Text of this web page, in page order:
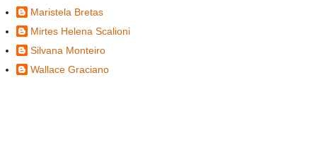
Maristela Bretas
Mirtes Helena Scalioni
Silvana Monteiro
Wallace Graciano